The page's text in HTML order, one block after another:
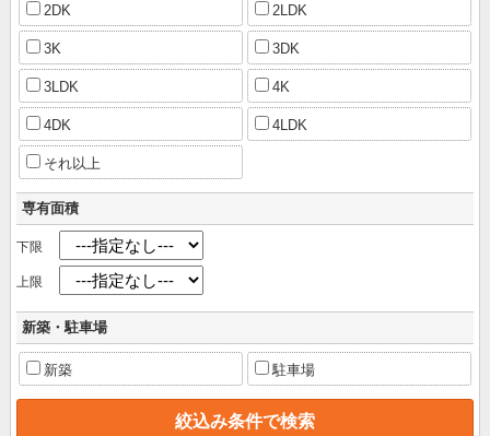
2DK 2LDK
3K 3DK
3LDK 4K
4DK 4LDK
それ以上
専有面積
下限
上限
新築・駐車場
新築 駐車場